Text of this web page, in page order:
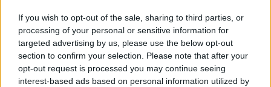
If you wish to opt-out of the sale, sharing to third parties, or
processing of your personal or sensitive information for
targeted advertising by us, please use the below opt-out
section to confirm your selection. Please note that after your
opt-out request is processed you may continue seeing
interest-based ads based on personal information utilized by
e apoio institucional do Município de Oliveira do
Hospital, do Município de Tábua, a que se juntam mais
de 50 parceiros.
Sob o mote oficial “Traz a tua RODA e ‘Fast’ às Pistas!”, a